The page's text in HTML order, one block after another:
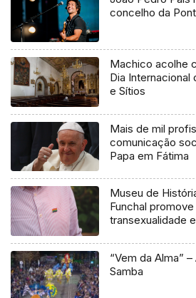
concelho da
Machico acolhe
Dia
e Sítios
Mais de mil
comunicação
Papa em Fátima
Museu de
Funchal
transexualidade
“Vem da Alma”
Samba